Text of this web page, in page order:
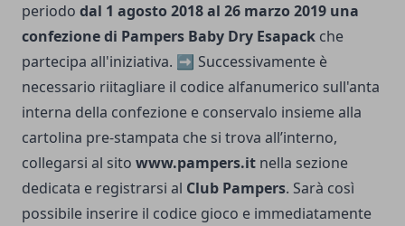
periodo dal 1 agosto 2018 al 26 marzo 2019 una
confezione di Pampers Baby Dry Esapack che
partecipa all'iniziativa. ➡️ Successivamente è
necessario riitagliare il codice alfanumerico sull'anta
interna della confezione e conservalo insieme alla
cartolina pre-stampata che si trova all’interno,
collegarsi al sito www.pampers.it nella sezione
dedicata e registrarsi al Club Pampers. Sarà così
possibile inserire il codice gioco e immediatamente